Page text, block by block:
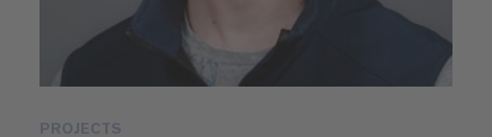
PROJECTS